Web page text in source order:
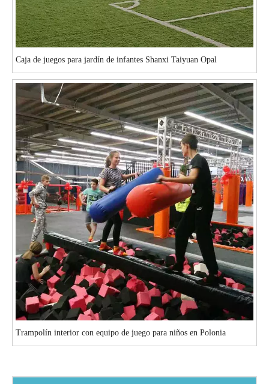
Caja de juegos para jardín de infantes Shanxi Taiyuan Opal
Trampolín interior con equipo de juego para niños en Polonia